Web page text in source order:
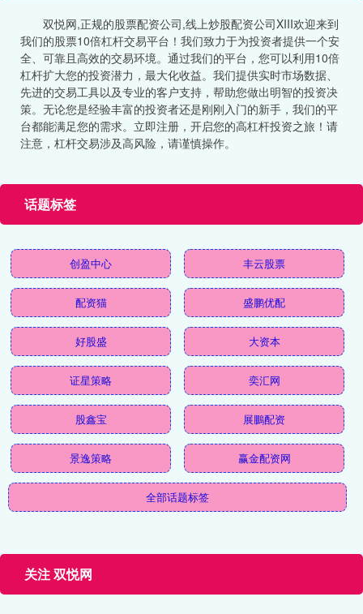
双悦网,正规的股票配资公司,线上炒股配资公司XIII‌欢迎来到
我们的股票10倍杠杆交易平台！我们致力于为投资者提供一个安
全、可靠且高效的交易环境。通过我们的平台，您可以利用10倍
杠杆扩大您的投资潜力，最大化收益。我们提供实时市场数据、
先进的交易工具以及专业的客户支持，帮助您做出明智的投资决
策。无论您是经验丰富的投资者还是刚刚入门的新手，我们的平
台都能满足您的需求。立即注册，开启您的高杠杆投资之旅！请
注意，杠杆交易涉及高风险，请谨慎操作。
话题标签
创盈中心 丰云股票
配资猫 盛鹏优配
好股盛 大资本
证星策略 奕汇网
股鑫宝 展鵬配资
景逸策略 赢金配资网
全部话题标签
关注 双悦网